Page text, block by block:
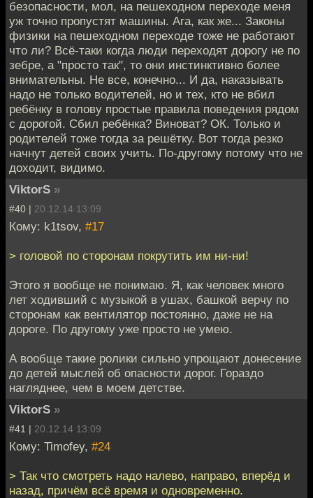
безопасности, мол, на пешеходном переходе меня
уж точно пропустят машины. Ага, как же... Законы
физики на пешеходном переходе тоже не работают
что ли? Всё-таки когда люди переходят дорогу не по
зебре, а "просто так", то они инстинктивно более
внимательны. Не все, конечно... И да, наказывать
надо не только водителей, но и тех, кто не вбил
ребёнку в голову простые правила поведения рядом
с дорогой. Сбил ребёнка? Виноват? ОК. Только и
родителей тоже тогда за решётку. Вот тогда резко
начнут детей своих учить. По-другому потому что не
доходит, видимо.
ViktorS »
#40 | 20.12.14 13:09
Кому: k1tsov, #17
> головой по сторонам покрутить им ни-ни!
Этого я вообще не понимаю. Я, как человек много
лет ходивший с музыкой в ушах, башкой верчу по
сторонам как вентилятор постоянно, даже не на
дороге. По другому уже просто не умею.
А вообще такие ролики сильно упрощают донесение
до детей мыслей об опасности дорог. Гораздо
нагляднее, чем в моем детстве.
ViktorS »
#41 | 20.12.14 13:09
Кому: Timofey, #24
> Так что смотреть надо налево, направо, вперёд и
назад, причём всё время и одновременно.